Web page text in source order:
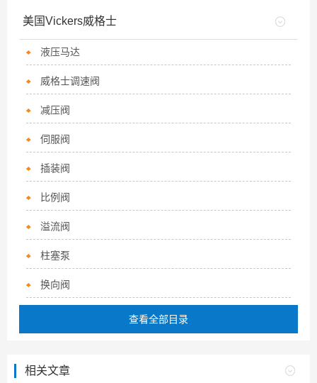
美国Vickers威格士
液压马达
威格士调速阀
减压阀
伺服阀
插装阀
比例阀
溢流阀
柱塞泵
换向阀
查看全部目录
相关文章